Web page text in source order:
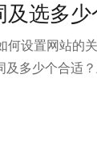
及选多
设置网站的
多少个合适
权问题。